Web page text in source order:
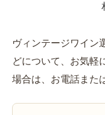
ヴィンテージワイン
どについて、お気軽
場合は、お電話また